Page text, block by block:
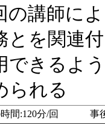
の講師に
とを関連
できるよ
られる
時間:120分/回 事後